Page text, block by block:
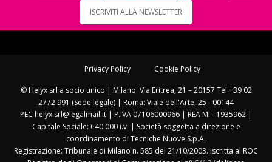
ISCRIVITI ALLA NEWSLETTER
Privacy Policy Cookie Policy
© Helyx srl a socio unico | Milano: Via Eritrea, 21 – 20157 Tel +39 02
2772 991 (Sede legale) | Roma: Viale dell'Arte, 25 - 00144
PEC helyx.srl@legalmail.it | P.IVA 07106000966 | REA MI - 1935962 |
Capitale Sociale: €40.000 i.v. | Società soggetta a direzione e
coordinamento di Tecniche Nuove S.p.A.
Registrazione: Tribunale di Milano n. 585 del 21/10/2003. Iscritta al ROC